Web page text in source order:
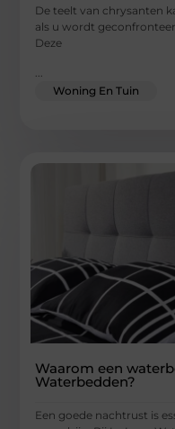
De teelt van chrysanten
als u wordt
Deze
Woning En Tuin
Waarom een
Waterbedden?
Een goede nachtrust is